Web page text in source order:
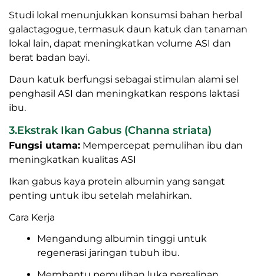
Mengandung fitosterol yang menyerupai
hormon estrogen.
Dipercaya merangsang jaringan kelenjar susu
untuk memproduksi ASI.
Sering digunakan dalam jamu pelancar ASI
Studi lokal menunjukkan konsumsi bahan herbal
galactagogue, termasuk daun katuk dan tanaman
lokal lain, dapat meningkatkan volume ASI dan
berat badan bayi.
Daun katuk berfungsi sebagai stimulan alami sel
penghasil ASI dan meningkatkan respons laktasi
3.Ekstrak Ikan Gabus (Channa striata)
Fungsi utama:
Mempercepat pemulihan ibu dan